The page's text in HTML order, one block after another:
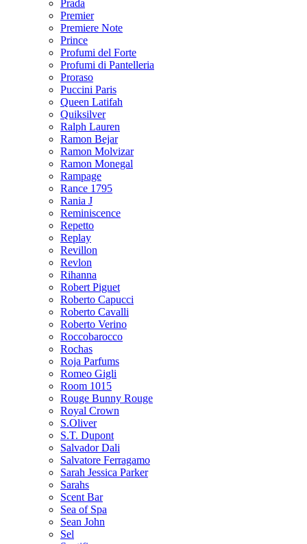
Prada
Premier
Premiere Note
Prince
Profumi del Forte
Profumi di Pantelleria
Proraso
Puccini Paris
Queen Latifah
Quiksilver
Ralph Lauren
Ramon Bejar
Ramon Molvizar
Ramon Monegal
Rampage
Rance 1795
Rania J
Reminiscence
Repetto
Replay
Revillon
Revlon
Rihanna
Robert Piguet
Roberto Capucci
Roberto Cavalli
Roberto Verino
Roccobarocco
Rochas
Roja Parfums
Romeo Gigli
Room 1015
Rouge Bunny Rouge
Royal Crown
S.Oliver
S.T. Dupont
Salvador Dali
Salvatore Ferragamo
Sarah Jessica Parker
Sarahs
Scent Bar
Sea of Spa
Sean John
Sel